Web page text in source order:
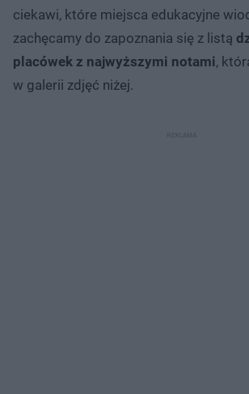
ciekawi, które miejsca edukacyjne
zachęcamy do zapoznania się z listą
placówek z najwyższymi notami,
w galerii zdjęć niżej.